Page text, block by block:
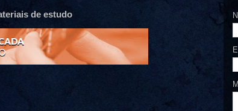
de estudo